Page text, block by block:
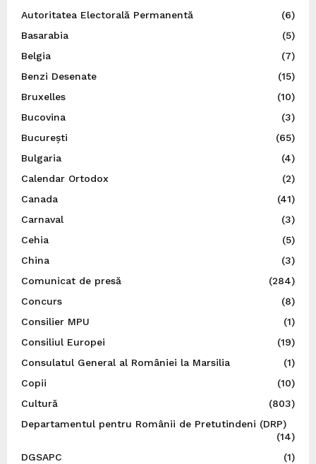
Autoritatea Electorală Permanentă
(6)
Basarabia
(5)
Belgia
(7)
Benzi Desenate
(15)
Bruxelles
(10)
Bucovina
(3)
București
(65)
Bulgaria
(4)
Calendar Ortodox
(2)
Canada
(41)
Carnaval
(3)
Cehia
(5)
China
(3)
Comunicat de presă
(284)
Concurs
(8)
Consilier MPU
(1)
Consiliul Europei
(19)
Consulatul General al României la Marsilia
(1)
Copii
(10)
Cultură
(803)
Departamentul pentru Românii de Pretutindeni (DRP)
(14)
DGSAPC
(1)